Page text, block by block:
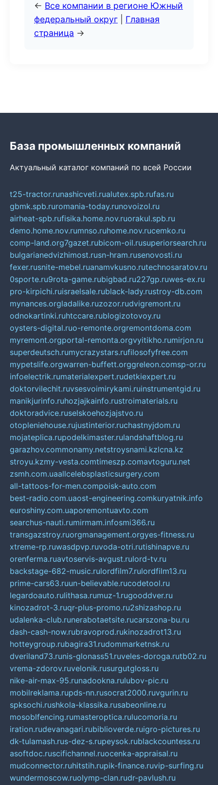
← Все компании в регионе Южный
федеральный округ
Главная
страница →
База промышленных компаний
Актуальный каталог компаний по всей России
t25-tractor.runashicveti.rualutex.spb.rufas.ru
gbmk.spb.ruromania-today.runovoizol.ru
airheat-spb.rufisika.home.nov.ruorakul.spb.ru
demo.home.nov.rumnso.ruhome.nov.rucemko.ru
comp-land.org7gazet.rubicom-oil.rusuperiorsearch.ru
bulgarianedvizhimost.rusn-hram.rusenovosti.ru
fexer.rusnite-mebel.ruanamvkusno.rutechnosaratov.ru
0sporte.ru9rota-game.rubigbad.ru227gp.ruwes-ex.ru
pro-kirpichi.ruisraelsale.rublack-lady.rustroy-db.com
mynances.orgladalike.ruzozor.rudvigremont.ru
odnokartinki.ruhtccare.rublogizotovoy.ru
oysters-digital.ruo-remonte.orgremontdoma.com
myremont.orgportal-remonta.orgvyitikho.rumirjon.ru
superdeutsch.rumycrazystars.rufilosofyfree.com
mypetslife.orgwarren-buffett.orggreleon.comsp-or.ru
infoelectrik.rumaterialexpert.rudetkiexpert.ru
doktorvilechit.ruvsesvoimirykami.ruinstrumentgid.ru
manikjurinfo.ruhozjajkainfo.rustroimaterials.ru
doktoradvice.ruselskoehozjajstvo.ru
otopleniehouse.rujustinterior.ruchastnyjdom.ru
mojateplica.rupodelkimaster.rulandshaftblog.ru
garazhov.commonamy.netstroysnami.kzlcna.kz
stroyu.kzmy-vesta.comtimeszp.comavtoguru.net
zsmh.com.uaallcelebsplasticsurgery.com
all-tattoos-for-men.compoisk-auto.com
best-radio.com.uaost-engineering.comkuryatnik.info
euroshiny.com.uaporemontuavto.com
searchus-nauti.rumirmam.infosmi366.ru
transgazstroy.ruorgmanagement.orgyes-fitness.ru
xtreme-rp.ruwasdpvp.ruvoda-otri.rutishinapve.ru
orenferma.ruavtoservis-avgust.rulord-tv.ru
backstage-682-music.rulordfilm7.rulordfilm13.ru
prime-cars63.ruun-believable.rucodetool.ru
legardoauto.rulithasa.rumuz-1.rugooddver.ru
kinozadrot-3.ruqr-plus-promo.ru2shizashop.ru
udalenka-club.runerabotaetsite.rucarszona-bu.ru
dash-cash-now.rubravoprod.rukinozadrot13.ru
hotteygroup.rubagira31.rudommarketnsk.ru
dveriland73.runis-glonass51.ruveles-doroga.rutb02.ru
vrema-zdorov.ruvelonik.rusurgutgloss.ru
nike-air-max-95.runadookna.rulubov-pic.ru
mobilreklama.rupds-nn.rusocrat2000.ruvgurin.ru
spksochi.rushkola-klassika.rusabeonline.ru
mosoblfencing.rumasteroptica.rulucomoria.ru
iration.rudevanagari.rubiblioverde.ruigro-pictures.ru
dk-tulamash.rus-dez-s.rupeysok.rublackcountess.ru
asoftdoc.ruscifichannel.ruocenka-appraisal.ru
mudconnector.ruhitstih.rupik-finance.ruvip-surfing.ru
wundermoscow.ruolymp-clan.rudr-pavlush.ru